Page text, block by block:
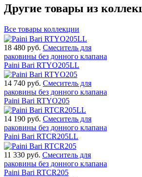
Другие товары из
Все товары коллекции
18 480 руб. Смеситель для
раковины без донного клапана
Paini Bari RTYO205LL
14 740 руб. Смеситель для
раковины без донного клапана
Paini Bari RTYO205
14 190 руб. Смеситель для
раковины без донного клапана
Paini Bari RTCR205LL
11 330 руб. Смеситель для
раковины без донного клапана
Paini Bari RTCR205